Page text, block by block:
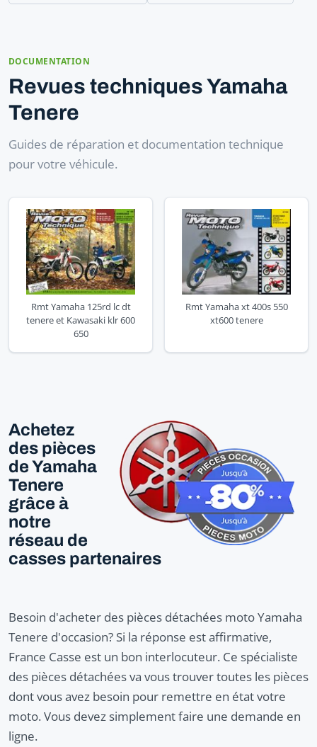
DOCUMENTATION
Revues techniques Yamaha
Tenere
Guides de réparation et documentation technique
pour votre véhicule.
Rmt Yamaha 125rd lc dt
tenere et Kawasaki klr 600
650
Rmt Yamaha xt 400s 550
xt600 tenere
Achetez
des pièces
de Yamaha
Tenere
grâce à
notre
réseau de
casses partenaires
Besoin d'acheter des pièces détachées moto Yamaha
Tenere d'occasion? Si la réponse est affirmative,
France Casse est un bon interlocuteur. Ce spécialiste
des pièces détachées va vous trouver toutes les pièces
dont vous avez besoin pour remettre en état votre
moto. Vous devez simplement faire une demande en
ligne.